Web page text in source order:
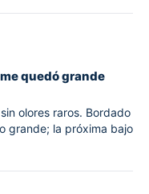
quedó grande
olores raros. Bordado
grande; la próxima bajo